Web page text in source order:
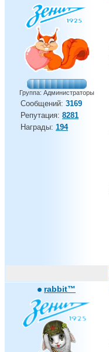
Группа: Администраторы
Сообщений: 3169
Репутация: 8281
Награды: 194
rabbit™